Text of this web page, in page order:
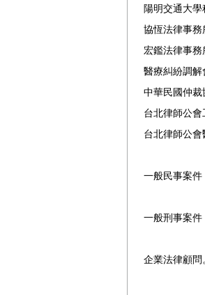
陽明交通大
協恆法律事務
宏鑑法律事務
醫療糾紛調解
中華民國仲裁
台北律師公會
台北律師公
一般民事案件
一般刑事案件
企業法律顧問